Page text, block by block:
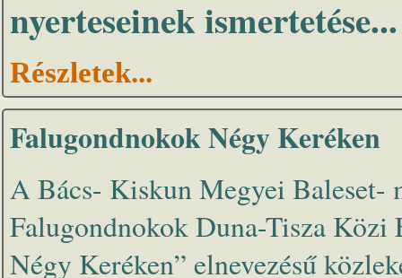
nyerteseinek ismertetése...
Részletek...
Falugondnokok Négy Keréken
A Bács- Kiskun Megyei Baleset-
Falugondnokok Duna-Tisza Közi
Négy Keréken” elnevezésű